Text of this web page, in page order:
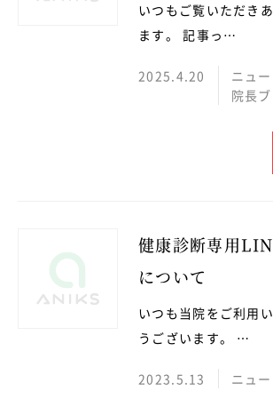
いつもご覧いただき
ます。 記事っ…
2025.4.20 ニュ
院長
健康診断専用
について
いつも当院をご利用
うございます。 …
2023.5.13 ニュ